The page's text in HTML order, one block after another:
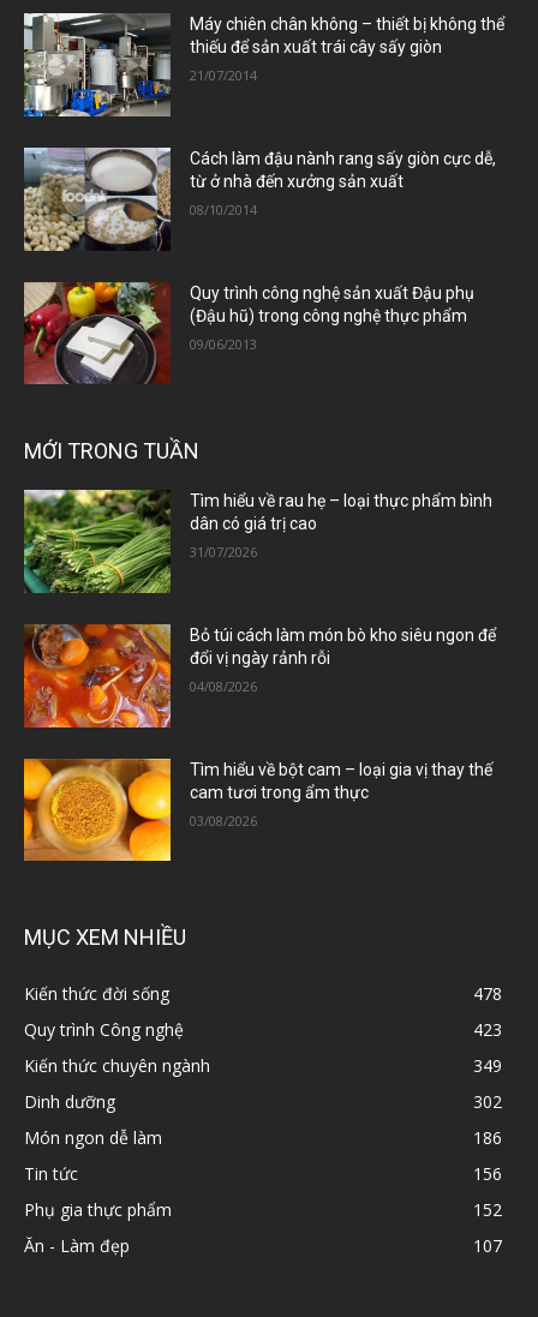
Máy chiên chân không – thiết bị không thể
thiếu để sản xuất trái cây sấy giòn
21/07/2014
Cách làm đậu nành rang sấy giòn cực dễ,
từ ở nhà đến xưởng sản xuất
08/10/2014
Quy trình công nghệ sản xuất Đậu phụ
(Đậu hũ) trong công nghệ thực phẩm
09/06/2013
MỚI TRONG TUẦN
Tìm hiểu về rau hẹ – loại thực phẩm bình
dân có giá trị cao
31/07/2026
Bỏ túi cách làm món bò kho siêu ngon để
đổi vị ngày rảnh rỗi
04/08/2026
Tìm hiểu về bột cam – loại gia vị thay thế
cam tươi trong ẩm thực
03/08/2026
MỤC XEM NHIỀU
Kiến thức đời sống
478
Quy trình Công nghệ
423
Kiến thức chuyên ngành
349
Dinh dưỡng
302
Món ngon dễ làm
186
Tin tức
156
Phụ gia thực phẩm
152
Ăn - Làm đẹp
107